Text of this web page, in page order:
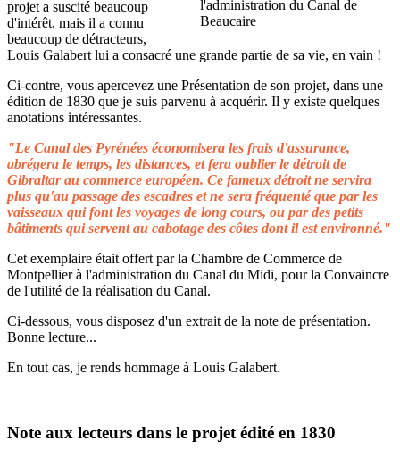
projet a suscité beaucoup
d'intérêt, mais il a connu
beaucoup de détracteurs,
Louis Galabert lui a consacré une grande partie de sa vie, en vain !
Ci-contre, vous apercevez une Présentation de son projet, dans une
édition de 1830 que je suis parvenu à acquérir. Il y existe quelques
anotations intéressantes.
"Le Canal des Pyrénées économisera les frais d'assurance,
abrégera le temps, les distances, et fera oublier le détroit de
Gibraltar au commerce européen. Ce fameux détroit ne servira
plus qu'au passage des escadres et ne sera fréquenté que par les
vaisseaux qui font les voyages de long cours, ou par des petits
bâtiments qui servent au cabotage des côtes dont il est environné."
Cet exemplaire était offert par la Chambre de Commerce de
Montpellier à l'administration du Canal du Midi, pour la Convaincre
de l'utilité de la réalisation du Canal.
Ci-dessous, vous disposez d'un extrait de la note de présentation.
Bonne lecture...
En tout cas, je rends hommage à Louis Galabert.
Note aux lecteurs dans le projet édité en 1830